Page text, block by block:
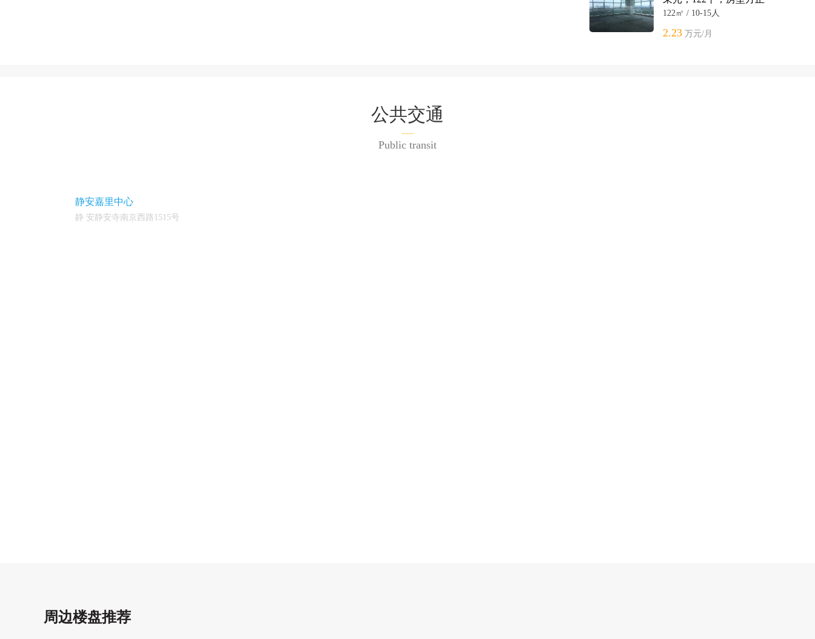
122㎡ / 10-15人
2.23 万元/月
公共交通
Public transit
静安嘉里中心
静 安静安寺南京西路1515号
周边楼盘推荐